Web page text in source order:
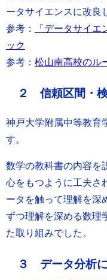
ータサイエンスに改良
参考：
「データサイ
ック
参考： 松山南高校のル
２ 信頼区間・
神戸大学附属中等教育
す。
数学の教科書の内容を
心をもつように工夫さ
ータを触って理解を深
ずつ理解を深める数理
た取り組みでした。
３ データ分析